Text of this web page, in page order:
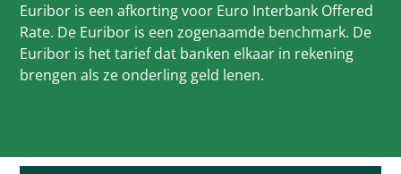
Euribor is een afkorting voor Euro Interbank Offered
Rate. De Euribor is een zogenaamde benchmark. De
Euribor is het tarief dat banken elkaar in rekening
brengen als ze onderling geld lenen.